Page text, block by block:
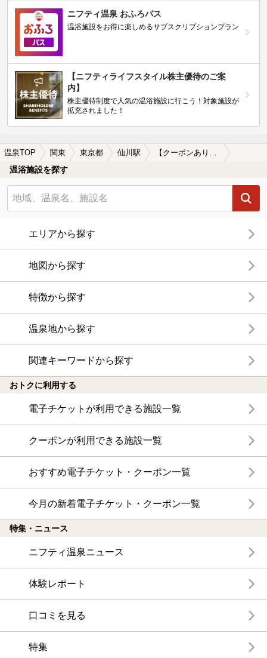
ニフティ温泉 おふろパス
温浴施設をお得に楽しめるサブスクリプションプラン
【ニフティライフスタイル株主優待のご案
内】
株主優待制度で人気の温浴施設に行こう！対象施設が
拡充されました！
温泉TOP 関東 東京都 仙川駅 【クーポンあり】カップルにおすすめの仙川駅近くの温泉、日帰り温泉、スーパー銭湯おすすめ
温浴施設を探す
エリアから探す
地図から探す
特徴から探す
温泉地から探す
関連キーワードから探す
おトクに利用する
電子チケットが利用できる施設一覧
クーポンが利用できる施設一覧
おすすめ電子チケット・クーポン一覧
今月の新着電子チケット・クーポン一覧
特集・ニュース
ニフティ温泉ニュース
体験レポート
口コミを見る
特集